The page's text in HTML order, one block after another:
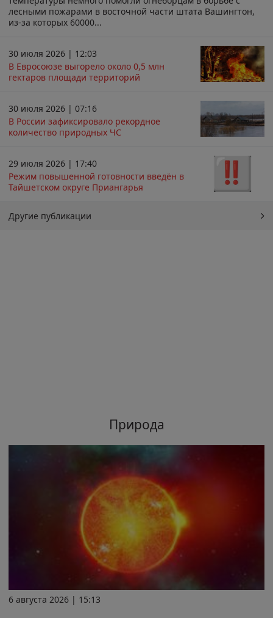
лесными пожарами в восточной части штата Вашингтон,
из-за которых 60000...
30 июля 2026 | 12:03
В Евросоюзе выгорело около 0,5 млн
гектаров площади территорий
30 июля 2026 | 07:16
В России зафиксировало рекордное
количество природных ЧС
29 июля 2026 | 17:40
Режим повышенной готовности введён в
Тайшетском округе Приангарья
Другие публикации
Природа
6 августа 2026 | 15:13